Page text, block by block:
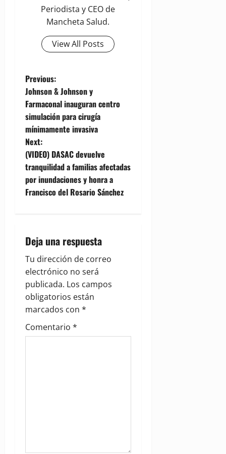
Periodista y CEO de
Mancheta Salud.
View All Posts
P
o
s
t
n
a
i
g
a
t
i
o
Previous:
Johnson & Johnson y
Farmaconal inauguran centro
simulación para cirugía
mínimamente invasiva
Next:
(VIDEO) DASAC devuelve
tranquilidad a familias afectadas
por inundaciones y honra a
Francisco del Rosario Sánchez
Deja una respuesta
Tu dirección de correo
electrónico no será
publicada. Los campos
obligatorios están
marcados con *
Comentario *